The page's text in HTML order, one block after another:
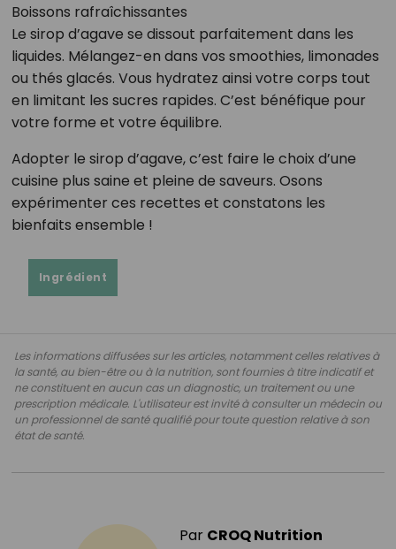
Boissons rafraîchissantes
Le sirop d’agave se dissout parfaitement dans les
liquides. Mélangez-en dans vos smoothies, limonades
ou thés glacés. Vous hydratez ainsi votre corps tout
en limitant les sucres rapides. C’est bénéfique pour
votre forme et votre équilibre.
Adopter le sirop d’agave, c’est faire le choix d’une
cuisine plus saine et pleine de saveurs. Osons
expérimenter ces recettes et constatons les
bienfaits ensemble !
Ingrédient
Les informations diffusées sur les articles, notamment celles relatives à
la santé, au bien-être ou à la nutrition, sont fournies à titre indicatif et
ne constituent en aucun cas un diagnostic, un traitement ou une
prescription médicale. L'utilisateur est invité à consulter un médecin ou
un professionnel de santé qualifié pour toute question relative à son
état de santé.
Par CROQ Nutrition